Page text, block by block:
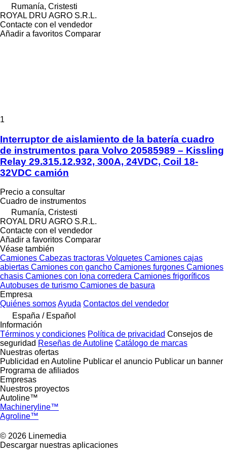
Rumanía, Cristesti
ROYAL DRU AGRO S.R.L.
Contacte con el vendedor
Añadir a favoritos Comparar
1
Interruptor de aislamiento de la batería cuadro
de instrumentos para Volvo 20585989 – Kissling
Relay 29.315.12.932, 300A, 24VDC, Coil 18-
32VDC camión
Precio a consultar
Cuadro de instrumentos
Rumanía, Cristesti
ROYAL DRU AGRO S.R.L.
Contacte con el vendedor
Añadir a favoritos Comparar
Véase también
Camiones Cabezas tractoras Volquetes Camiones cajas
abiertas Camiones con gancho Camiones furgones Camiones
chasis Camiones con lona corredera Camiones frigoríficos
Autobuses de turismo Camiones de basura
Empresa
Quiénes somosAyuda Contactos del vendedor
España / Español
Información
Términos y condiciones Política de privacidad Consejos de
seguridad Reseñas de Autoline Catálogo de marcas
Nuestras ofertas
Publicidad en Autoline Publicar el anuncio Publicar un banner
Programa de afiliados
Empresas
Nuestros proyectos
Autoline™
Machineryline™
Agroline™
© 2026 Linemedia
Descargar nuestras aplicaciones